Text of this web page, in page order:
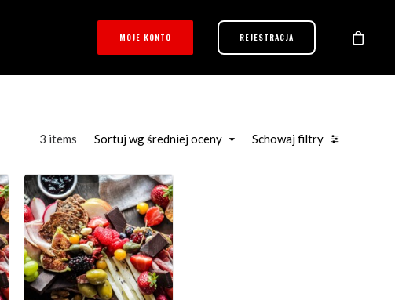
MOJE KONTO REJESTRACJA
Schowaj filtry
Sortuj wg średniej oceny
3 items